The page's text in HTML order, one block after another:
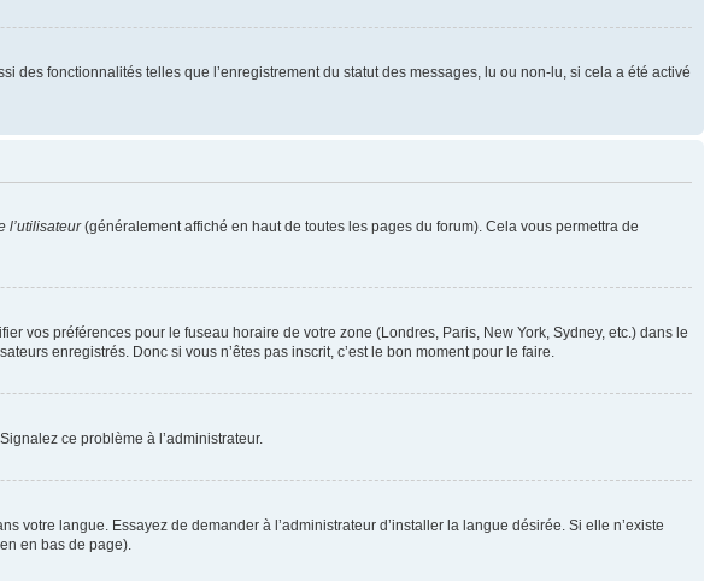
fonctionnalités telles que l’enregistrement du statut des messages, lu ou non-lu, si cela a été activé
l’utilisateur(généralement affiché en haut de toutes les pages du forum). Cela vous permettra de
vos préférences pour le fuseau horaire de votre zone (Londres, Paris, New York, Sydney, etc.) dans le
enregistrés. Donc si vous n’êtes pas inscrit, c’est le bon moment pour le faire.
ce problème à l’administrateur.
votre langue. Essayez de demander à l’administrateur d’installer la langue désirée. Si elle n’existe
en bas de page).